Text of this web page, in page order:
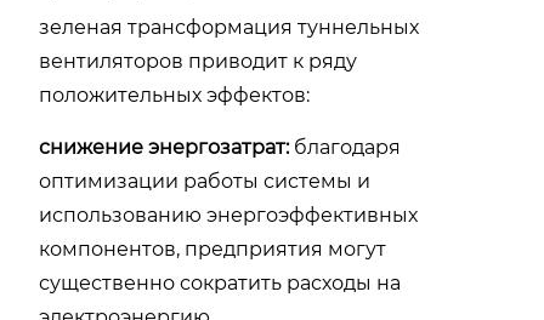
зеленая трансформация туннельных
вентиляторов приводит к ряду
положительных эффектов:
снижение энергозатрат:благодаря
оптимизации работы системы и
использованию энергоэффективных
компонентов, предприятия могут
существенно сократить расходы на